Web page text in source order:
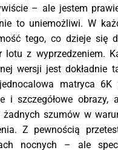
– ale jestem
to uniemożliwi. W
tego, co dzieje się
lotu z wyprzedzeniem.
wersji jest dokładnie
matryca 6K
i szczegółowe
żadnych szumów w
Z pewnością
nocnych – ale